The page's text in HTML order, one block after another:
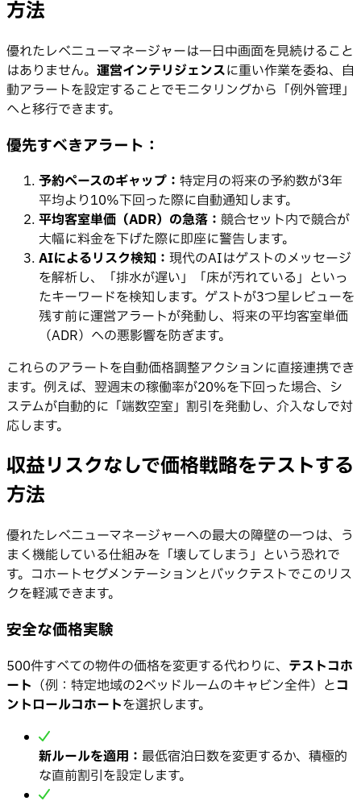
方法
優れたレベニューマネージャーは一日中画面を見続けること
はありません。 運営インテリジェンスに重い作業を委ね、自
動アラートを設定することでモニタリングから「例外管理」
へと移行できます。
優先すべきアラート：
予約ペースのギャップ： 特定月の将来の予約数が3年
平均より10%下回った際に自動通知します。
平均客室単価（ADR）の急落： 競合セット内で競合が
大幅に料金を下げた際に即座に警告します。
AIによるリスク検知： 現代のAIはゲストのメッセージ
を解析し、「排水が遅い」「床が汚れている」といっ
たキーワードを検知します。ゲストが3つ星レビューを
残す前に運営アラートが発動し、将来の平均客室単価
（ADR）への悪影響を防ぎます。
これらのアラートを自動価格調整アクションに直接連携でき
ます。例えば、翌週末の稼働率が20%を下回った場合、シ
ステムが自動的に「端数空室」割引を発動し、介入なしで対
応します。
収益リスクなしで価格戦略をテストする
方法
優れたレベニューマネージャーへの最大の障壁の一つは、う
まく機能している仕組みを「壊してしまう」という恐れで
す。コホートセグメンテーションとバックテストでこのリス
クを軽減できます。
安全な価格実験
500件すべての物件の価格を変更する代わりに、 テストコホ
ート （例：特定地域の2ベッドルームのキャビン全件）とコ
ントロールコホートを選択します。
新ルールを適用： 最低宿泊日数を変更するか、積極的
な直前割引を設定します。